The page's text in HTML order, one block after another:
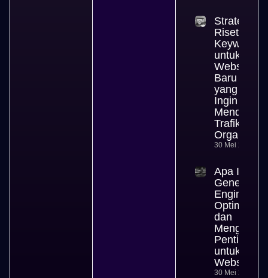
Strategi
Riset
Keyword
untuk
Website
Baru
yang
Ingin
Mendapat
Trafik
Organik
30 Mei 2026
Apa Itu
Generative
Engine
dan
Mengapa
Penting
untuk
Website
30 Mei 2026